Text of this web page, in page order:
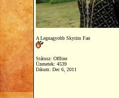
A Legnagyobb Skyrim Fan
Státusz: Offline
Üzenetek: 4539
Dátum: Dec 6, 2011